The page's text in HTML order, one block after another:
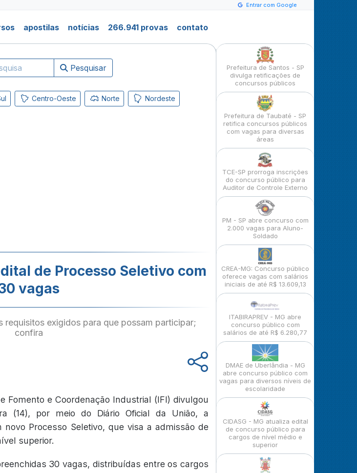
Entrar com Google
apostilas notícias 266.941 provas contato
Pesquisar
Centro-Oeste Norte Nordeste
de Processo Seletivo com
vagas
requisitos exigidos para que possam participar;
confira
Fomento e Coordenação Industrial (IFI) divulgou
(14), por meio do Diário Oficial da União, a
novo Processo Seletivo, que visa a admissão de
superior.
30 vagas, distribuídas entre os cargos
Prefeitura de Santos - SP
divulga retificações de
concursos públicos
Prefeitura de Taubaté - SP
retifica concursos públicos
com vagas para diversas
áreas
TCE-SP prorroga inscrições
do concurso público para
Auditor de Controle Externo
PM - SP abre concurso com
2.000 vagas para Aluno-
Soldado
CREA-MG: Concurso público
oferece vagas com salários
iniciais de até R$ 13.609,13
ITABIRAPREV - MG abre
concurso público com
salários de até R$ 6.280,77
DMAE de Uberlândia - MG
abre concurso público com
vagas para diversos níveis de
escolaridade
CIDASG - MG atualiza edital
de concurso público para
cargos de nível médio e
superior